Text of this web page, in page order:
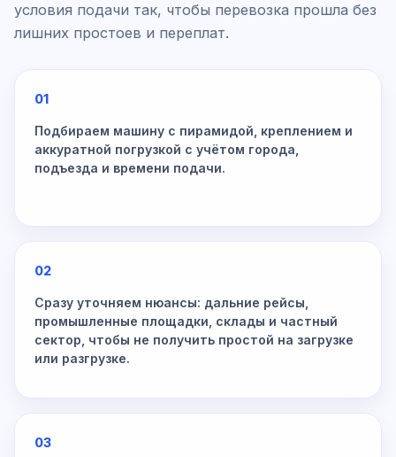
условия подачи так, чтобы перевозка прошла без
лишних простоев и переплат.
01
Подбираем машину с пирамидой, креплением и
аккуратной погрузкой с учётом города,
подъезда и времени подачи.
02
Сразу уточняем нюансы: дальние рейсы,
промышленные площадки, склады и частный
сектор, чтобы не получить простой на загрузке
или разгрузке.
03